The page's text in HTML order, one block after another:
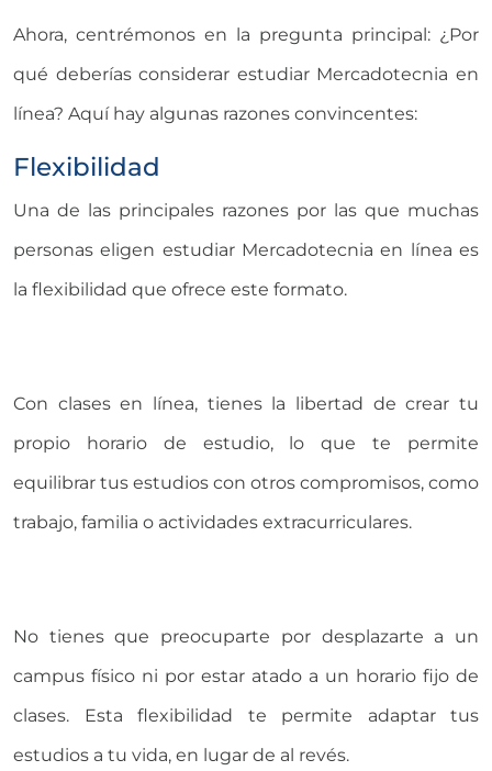
Ahora, centrémonos en la pregunta principal: ¿Por
qué deberías considerar estudiar Mercadotecnia en
línea? Aquí hay algunas razones convincentes:
Flexibilidad
Una de las principales razones por las que muchas
personas eligen estudiar Mercadotecnia en línea es
la flexibilidad que ofrece este formato.
Con clases en línea, tienes la libertad de crear tu
propio horario de estudio, lo que te permite
equilibrar tus estudios con otros compromisos, como
trabajo, familia o actividades extracurriculares.
No tienes que preocuparte por desplazarte a un
campus físico ni por estar atado a un horario fijo de
clases. Esta flexibilidad te permite adaptar tus
estudios a tu vida, en lugar de al revés.